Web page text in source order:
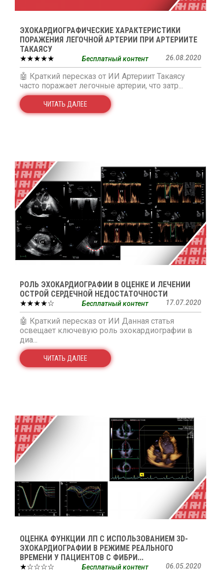
ЭХОКАРДИОГРАФИЧЕСКИЕ ХАРАКТЕРИСТИКИ
ПОРАЖЕНИЯ ЛЕГОЧНОЙ АРТЕРИИ ПРИ АРТЕРИИТЕ
ТАКАЯСУ
★★★★★
26.08.2020
Бесплатный контент
🤖 Краткий пересказ от ИИ Артериит Такаясу
часто поражает легочные артерии, что затр...
ЧИТАТЬ ДАЛЕЕ
РОЛЬ ЭХОКАРДИОГРАФИИ В ОЦЕНКЕ И ЛЕЧЕНИИ
ОСТРОЙ СЕРДЕЧНОЙ НЕДОСТАТОЧНОСТИ
★★★★☆
17.07.2020
Бесплатный контент
🤖 Краткий пересказ от ИИ Данная статья
освещает ключевую роль эхокардиографии в
диа...
ЧИТАТЬ ДАЛЕЕ
ОЦЕНКА ФУНКЦИИ ЛП С ИСПОЛЬЗОВАНИЕМ 3D-
ЭХОКАРДИОГРАФИИ В РЕЖИМЕ РЕАЛЬНОГО
ВРЕМЕНИ У ПАЦИЕНТОВ С ФИБРИ...
★☆☆☆☆
06.05.2020
Бесплатный контент